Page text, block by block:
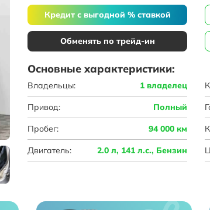
Кредит с выгодной % ставкой
Обменять по трейд-ин
Основные характеристики:
Владельцы: 1 владелец
Привод: Полный
Пробег: 94 000 км
Двигатель: 2.0 л, 141 л.с., Бензин